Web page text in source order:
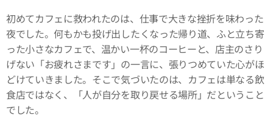
初めてカフェに救われたのは、仕事で大きな挫折を味わった
夜でした。何もかも投げ出したくなった帰り道、ふと立ち寄
った小さなカフェで、温かい一杯のコーヒーと、店主のさり
げない「お疲れさまです」の一言に、張りつめていた心がほ
どけていきました。そこで気づいたのは、カフェは単なる飲
食店ではなく、「人が自分を取り戻せる場所」だということ
でした。